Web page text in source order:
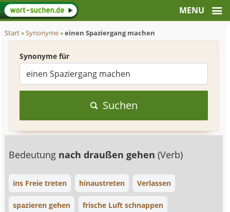
Start»Synonyme»einen Spaziergang machen
Synonyme für
Suchen
Bedeutung nach draußen gehen(Verb)
ins Freie treten hinaustreten Verlassen
spazieren gehen frische Luft schnappen